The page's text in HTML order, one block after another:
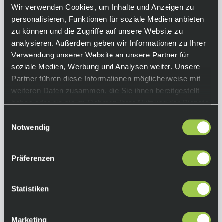
Wir verwenden Cookies, um Inhalte und Anzeigen zu
personalisieren, Funktionen für soziale Medien anbieten
zu können und die Zugriffe auf unsere Website zu
analysieren. Außerdem geben wir Informationen zu Ihrer
Verwendung unserer Website an unsere Partner für
soziale Medien, Werbung und Analysen weiter. Unsere
Partner führen diese Informationen möglicherweise mit
weiteren Daten zusammen, die Sie ihnen bereitgestellt
haben oder die sie im Rahmen Ihrer Nutzung der Dienste
Notwendig
Präferenzen
Statistiken
Marketing
wollen.
Equipment
Achtung:
Das Produktbild kann aufgrund
unterschiedlicher Konfigurationen vom
endgültigen Produkt abweichen.
TorayCa M40X, TiCR™ Cable Routing, Italian BB
eTICR Onda Fork with ForkFlap™, 1.5' upper
Antrieb:
Kassette: Shimano Dura Ace CS-R9200, 11-30